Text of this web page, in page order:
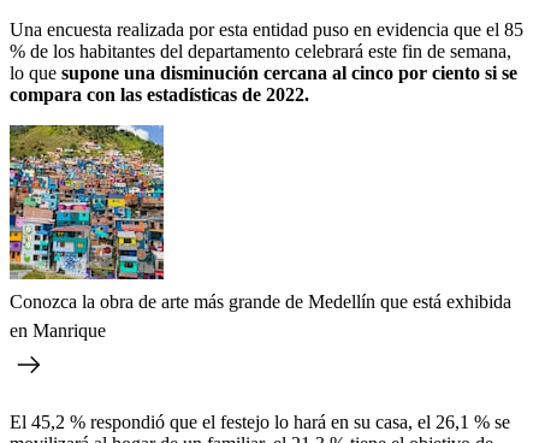
Una encuesta realizada por esta entidad puso en evidencia que el 85
% de los habitantes del departamento celebrará este fin de semana,
lo que supone una disminución cercana al cinco por ciento si se
compara con las estadísticas de 2022.
Conozca la obra de arte más grande de Medellín que está exhibida
en Manrique
El 45,2 % respondió que el festejo lo hará en su casa, el 26,1 % se